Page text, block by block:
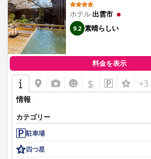
ベッドももう1つのハイライトであり、その快
されています。宿泊客は一貫して、高品質のマ
設備の整った寝具のおかげで、ぐっすり眠れる
す。
ハネムーナーやロマンチックな休暇の場合、
るオーダーメイドの体験を提供する上で優れて
けられる作りたての朝食、ウェルカムドリンク
別な配慮が滞在をより豊かなものにしています
雰囲気、スタイリッシュなインテリア、そし
ォーマンスが、カップルにとって魅力的な選択
す。
全体として、センチュリオンホテル＆スパ ク
常に便利で快適、そして贅沢な体験を提供し、
者にとって最高の選択肢となっています。
ホテル 出雲市
9.2 素晴らしい
料金を表示
$ +3
情報
カテゴリー
駐車場
四つ星